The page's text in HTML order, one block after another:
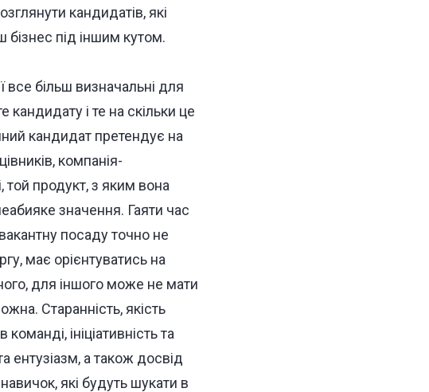
кандидатів, які
під іншим кутом.
все більш визначальні для
кандидату і те на скільки це
кандидат претендує на
компанія-
той продукт, з яким вона
значення. Гаяти час
посаду точно не
має орієнтуватись на
для іншого може не мати
Старанність, якість
ініціативність та
ентузіазм, а також досвід
які будуть шукати в